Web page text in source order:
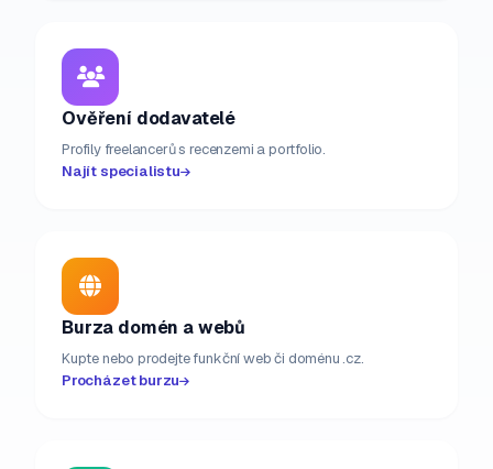
Ověření dodavatelé
Profily freelancerů s recenzemi a portfolio.
Najít specialistu
Burza domén a webů
Kupte nebo prodejte funkční web či doménu .cz.
Procházet burzu